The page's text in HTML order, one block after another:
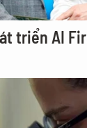
triển AI